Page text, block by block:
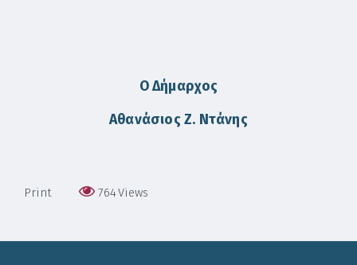
Ο Δήμαρχος
Αθανάσιος Ζ. Ντάνης
Print 764Views